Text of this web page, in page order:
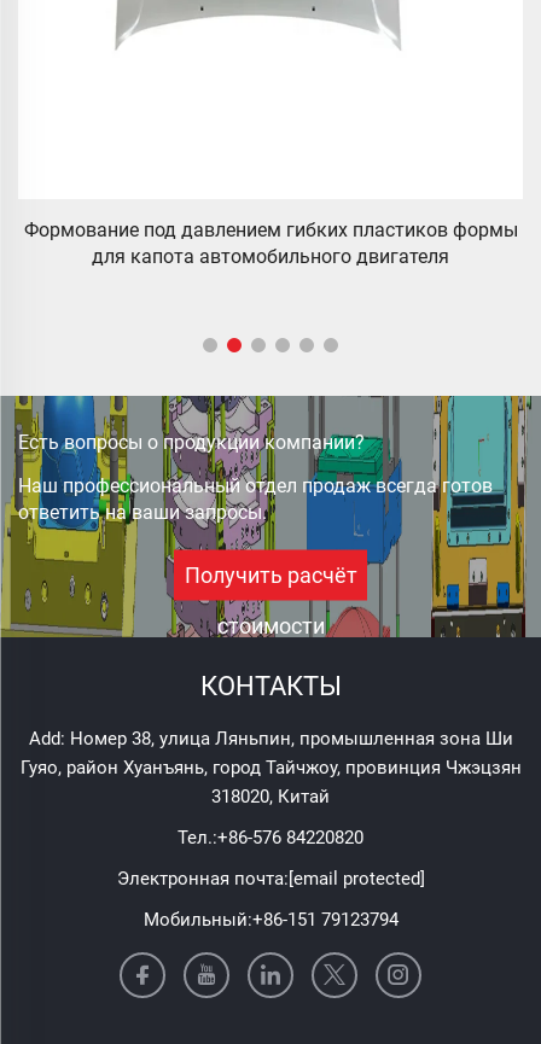
индивидуальный дизайн базы формы 45# для панели
водяного бака из стеклопластика (FRP)
Есть вопросы о продукции компании?
Наш профессиональный отдел продаж всегда готов
ответить на ваши запросы.
Получить расчёт
стоимости
КОНТАКТЫ
Add: Номер 38, улица Ляньпин, промышленная зона Ши
Гуяо, район Хуанъянь, город Тайчжоу, провинция Чжэцзян
318020, Китай
Тел.:+86-576 84220820
Электронная почта:[email protected]
Мобильный:+86-151 79123794